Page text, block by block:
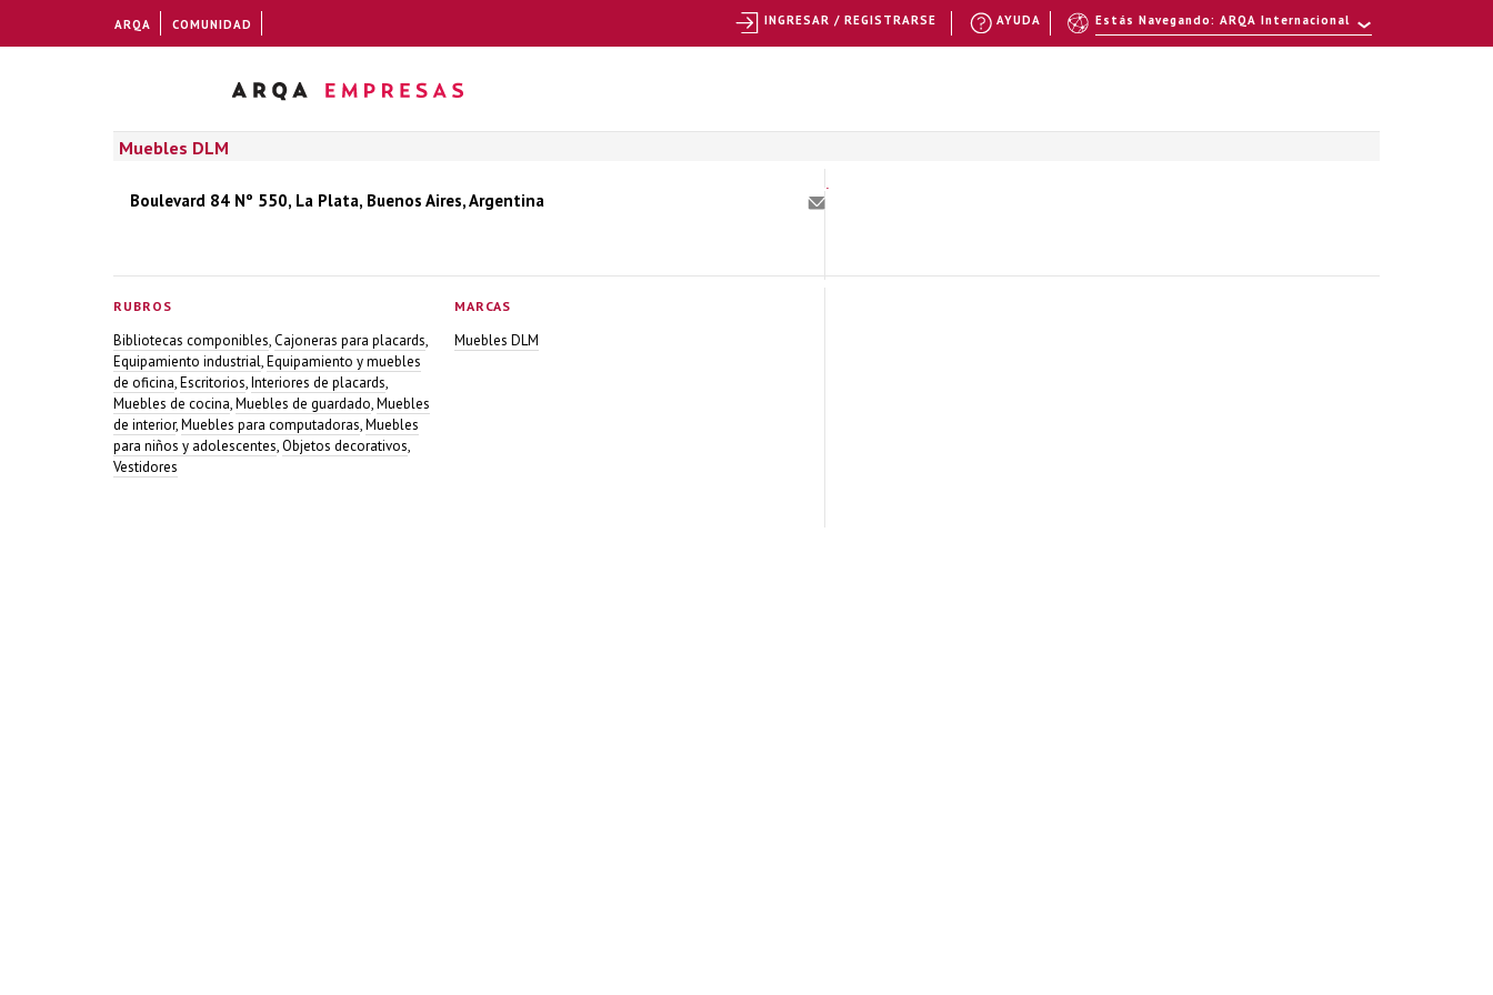
Muebles DLM
Boulevard 84 Nº 550, La Plata, Buenos Aires, Argentina
RUBROS
Bibliotecas componibles,Cajoneras para placards,
Equipamiento industrial,Equipamiento y muebles
de oficina,Escritorios,Interiores de placards,
Muebles de cocina,Muebles de guardado,Muebles
de interior,Muebles para computadoras,Muebles
para niños y adolescentes,Objetos decorativos,
Vestidores
MARCAS
Muebles DLM
ARQA COMUNIDAD Estás Navegando: ARQA Internacional
AYUDA
INGRESAR / REGISTRARSE